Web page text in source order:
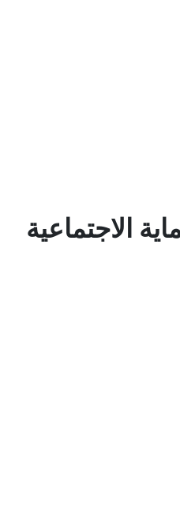
الاجتماعية